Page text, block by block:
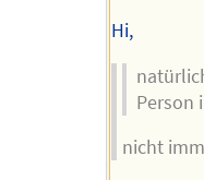
Hi,
Person
nicht